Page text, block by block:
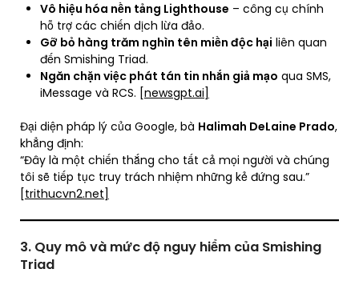
Vô hiệu hóa nền tảng Lighthouse – công cụ chính
hỗ trợ các chiến dịch lừa đảo.
Gỡ bỏ hàng trăm nghìn tên miền độc hại liên quan
đến Smishing Triad.
Ngăn chặn việc phát tán tin nhắn giả mạo qua SMS,
iMessage và RCS. [newsgpt.ai]
Đại diện pháp lý của Google, bà Halimah DeLaine Prado,
khẳng định:
“Đây là một chiến thắng cho tất cả mọi người và chúng
tôi sẽ tiếp tục truy trách nhiệm những kẻ đứng sau.”
[trithucvn2.net]
3. Quy mô và mức độ nguy hiểm của Smishing
Triad